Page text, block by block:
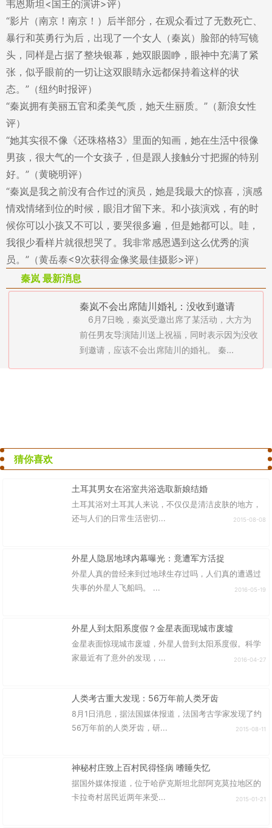
韦恩斯坦<国王的演讲>评）
“影片（南京！南京！）后半部分，在观众看过了无数死亡、
暴行和英勇行为后，出现了一个女人（秦岚）脸部的特写镜
头，同样是占据了整块银幕，她双眼圆睁，眼神中充满了紧
张，似乎眼前的一切让这双眼睛永远都保持着这样的状
态。”（纽约时报评）
“秦岚拥有美丽五官和柔美气质，她天生丽质。”（新浪女性
评）
“她其实很不像《还珠格格3》里面的知画，她在生活中很像
男孩，很大气的一个女孩子，但是跟人接触分寸把握的特别
好。”（黄晓明评）
“秦岚是我之前没有合作过的演员，她是我最大的惊喜，演感
情戏情绪到位的时候，眼泪才留下来。和小孩演戏，有的时
候你可以小孩又不可以，要哭很多遍，但是她都可以。哇，
我很少看样片就很想哭了。我非常感恩遇到这么优秀的演
员。”（黄岳泰<9次获得金像奖最佳摄影>评）
秦岚 最新消息
秦岚不会出席陆川婚礼：没收到邀请
6月7日晚，秦岚受邀出席了某活动，大方为
前任男友导演陆川送上祝福，同时表示因为没收
到邀请，应该不会出席陆川的婚礼。 秦...
猜你喜欢
土耳其男女在浴室共浴选取新娘结婚
土耳其浴对土耳其人来说，不仅仅是清洁皮肤的地方，
还与人们的日常生活密切...
2015-08-08
外星人隐居地球内幕曝光：竟遭军方活捉
外星人真的曾经来到过地球生存过吗，人们真的遭遇过
失事的外星人飞船吗。 ...
2016-05-19
外星人到太阳系度假？金星表面现城市废墟
金星表面惊现城市废墟，外星人曾到太阳系度假。科学
家最近有了意外的发现，...
2016-04-27
人类考古重大发现：56万年前人类牙齿
8月1日消息，据法国媒体报道，法国考古学家发现了约
56万年前的人类牙齿，研...
2015-08-11
神秘村庄致上百村民得怪病 嗜睡失忆
据国外媒体报道，位于哈萨克斯坦北部阿克莫拉地区的
卡拉奇村居民近两年来受...
2015-01-21